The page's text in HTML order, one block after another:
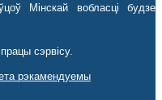
Мінскай вобласці будзе
сэрвісу.
рэкамендуемы